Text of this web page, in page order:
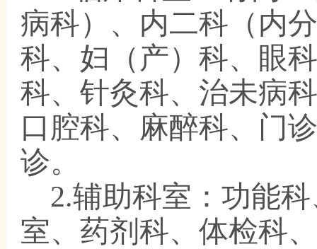
病科）、内二科（内
科、妇（产）科、眼
科、针灸科、治未病
口腔科、麻醉科、门
诊。
2.辅助科室：功能
室、药剂科、体检科